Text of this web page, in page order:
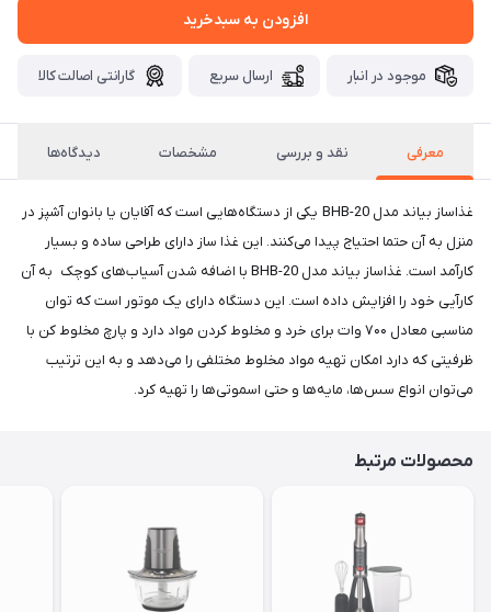
افزودن به سبدخرید
موجود در انبار ارسال سریع گارانتی اصالت کالا
معرفی نقد و بررسی مشخصات دیدگاه‌ها
غذاساز بیاند مدل BHB-20 یکی از دستگاه‌هایی است که آقایان یا بانوان آشپز در
منزل به آن حتما احتیاج پیدا می‌کنند. این غذا ساز دارای طراحی ساده‌ و بسیار
کارآمد است. غذاساز بیاند مدل BHB-20 با اضافه شدن آسیاب‌های کوچک به آن
کارآیی خود را افزایش داده است. این دستگاه دارای یک موتور است که توان
مناسبی معادل ۷۰۰ وات برای خرد و مخلوط کردن مواد دارد و پارچ مخلوط کن با
ظرفیتی که دارد امکان تهیه مواد مخلوط مختلفی را می‌دهد و به این ترتیب
می‌توان انواع سس‌ها، مایه‌ها و حتی اسموتی‌ها را تهیه کرد.
محصولات مرتبط